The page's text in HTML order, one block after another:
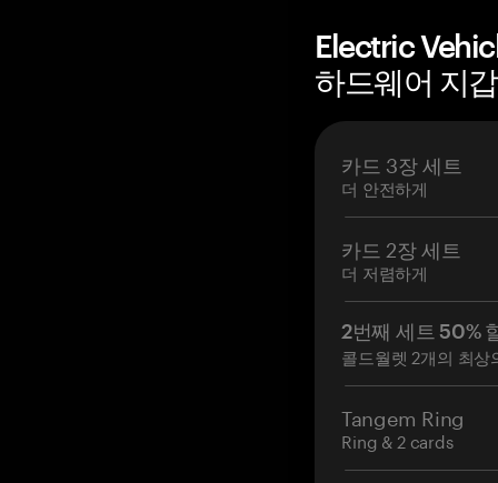
Electric
하드웨어 지
카드 3장 세트
더 안전하게
카드 2장 세트
더 저렴하게
2번째 세트 50%
콜드월렛 2개의 최상
Tangem Ring
Ring & 2 cards